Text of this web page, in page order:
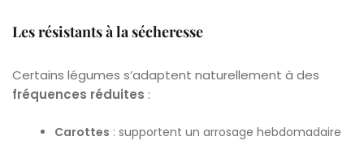
Les résistants à la sécheresse
Certains légumes s’adaptent naturellement à des
fréquences réduites :
Carottes : supportent un arrosage hebdomadaire